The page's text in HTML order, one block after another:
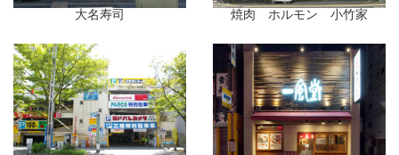
大名寿司 焼肉 ホルモン 小竹家